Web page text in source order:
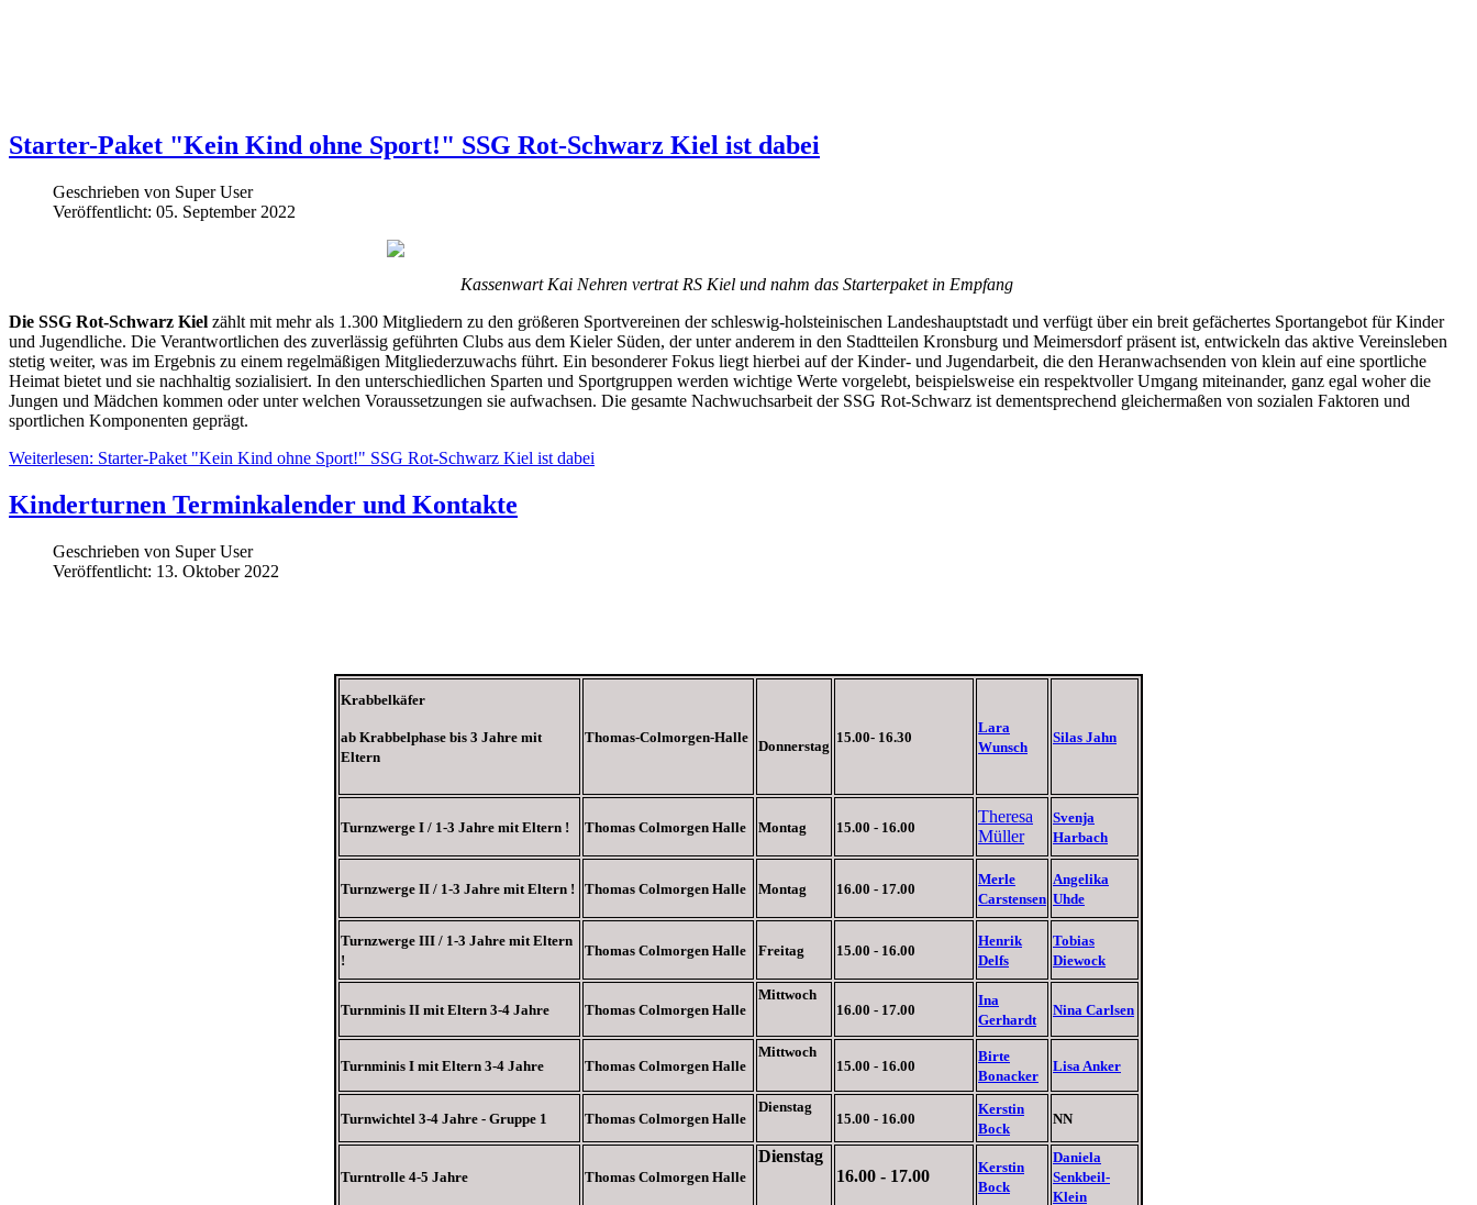
Starter-Paket "Kein Kind ohne Sport!" SSG Rot-Schwarz Kiel ist dabei
Geschrieben von Super User
Veröffentlicht: 05. September 2022
Kassenwart Kai Nehren vertrat RS Kiel und nahm das Starterpaket in Empfang
Die SSG Rot-Schwarz Kiel zählt mit mehr als 1.300 Mitgliedern zu den größeren Sportvereinen der schleswig-holsteinischen Landeshauptstadt und verfügt über ein breit gefächertes Sportangebot für Kinder
und Jugendliche. Die Verantwortlichen des zuverlässig geführten Clubs aus dem Kieler Süden, der unter anderem in den Stadtteilen Kronsburg und Meimersdorf präsent ist, entwickeln das aktive Vereinsleben
stetig weiter, was im Ergebnis zu einem regelmäßigen Mitgliederzuwachs führt. Ein besonderer Fokus liegt hierbei auf der Kinder- und Jugendarbeit, die den Heranwachsenden von klein auf eine sportliche
Heimat bietet und sie nachhaltig sozialisiert. In den unterschiedlichen Sparten und Sportgruppen werden wichtige Werte vorgelebt, beispielsweise ein respektvoller Umgang miteinander, ganz egal woher die
Jungen und Mädchen kommen oder unter welchen Voraussetzungen sie aufwachsen. Die gesamte Nachwuchsarbeit der SSG Rot-Schwarz ist dementsprechend gleichermaßen von sozialen Faktoren und
sportlichen Komponenten geprägt.
Weiterlesen: Starter-Paket "Kein Kind ohne Sport!" SSG Rot-Schwarz Kiel ist dabei
Kinderturnen Terminkalender und Kontakte
Geschrieben von Super User
Veröffentlicht: 13. Oktober 2022
Krabbelkäfer
ab Krabbelphase bis 3 Jahre mit
Eltern
Thomas-Colmorgen-Halle
Donnerstag
15.00- 16.30
Lara
Wunsch
Silas Jahn
Turnzwerge I / 1-3 Jahre mit Eltern ! Thomas Colmorgen Halle Montag 15.00 - 16.00
Theresa
Müller
Svenja
Harbach
Turnzwerge II / 1-3 Jahre mit Eltern ! Thomas Colmorgen Halle Montag 16.00 - 17.00
Merle
Carstensen
Angelika
Uhde
Turnzwerge III / 1-3 Jahre mit Eltern
!
Thomas Colmorgen Halle Freitag 15.00 - 16.00
Henrik
Delfs
Tobias
Diewock
Turnminis II mit Eltern 3-4 Jahre Thomas Colmorgen Halle
Mittwoch
16.00 - 17.00
Ina
Gerhardt
Nina Carlsen
Turnminis I mit Eltern 3-4 Jahre Thomas Colmorgen Halle
Mittwoch
15.00 - 16.00
Birte
Bonacker
Lisa Anker
Turnwichtel 3-4 Jahre - Gruppe 1 Thomas Colmorgen Halle
Dienstag
15.00 - 16.00
Kerstin
Bock
NN
Turntrolle 4-5 Jahre Thomas Colmorgen Halle
Dienstag
16.00 - 17.00
Kerstin
Bock
Daniela
Senkbeil-
Klein